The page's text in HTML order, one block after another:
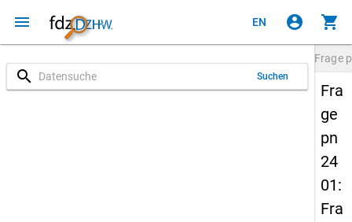
menu EN account_circle shopping_cart
search Suchen
Frage
Fra
ge
pn
24
01:
Fra